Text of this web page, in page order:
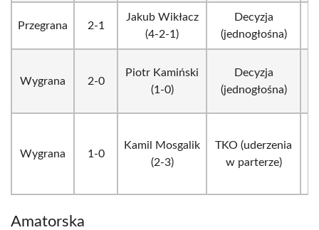
Przegrana 2-1
Jakub Wikłacz
(4-2-1)
Decyzja
(jednogłośna)
Wygrana 2-0
Piotr Kamiński
(1-0)
Decyzja
(jednogłośna)
Wygrana 1-0
Kamil Mosgalik
(2-3)
TKO (uderzenia
w parterze)
Amatorska